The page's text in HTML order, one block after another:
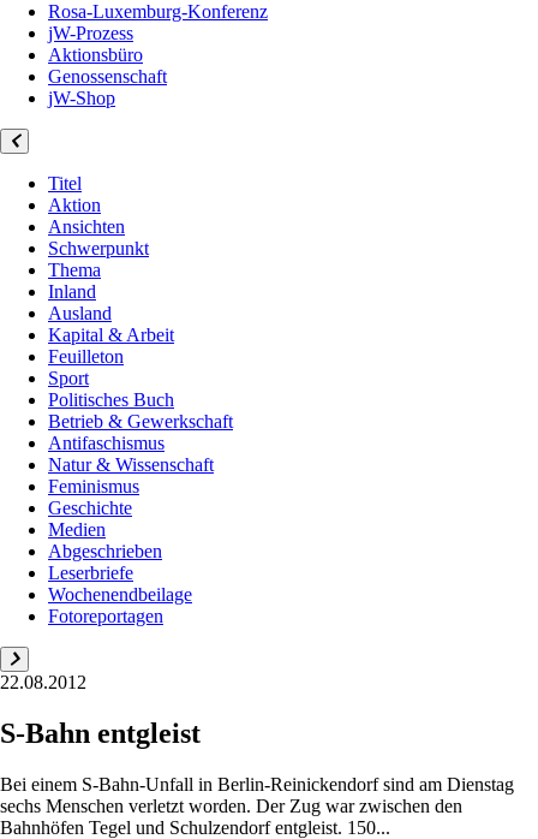
Rosa-Luxemburg-Konferenz
jW-Prozess
Aktionsbüro
Genossenschaft
jW-Shop
Titel
Aktion
Ansichten
Schwerpunkt
Thema
Inland
Ausland
Kapital & Arbeit
Feuilleton
Sport
Politisches Buch
Betrieb & Gewerkschaft
Antifaschismus
Natur & Wissenschaft
Feminismus
Geschichte
Medien
Abgeschrieben
Leserbriefe
Wochenendbeilage
Fotoreportagen
22.08.2012
S-Bahn entgleist
Bei einem S-Bahn-Unfall in Berlin-Reinickendorf sind am Dienstag
sechs Menschen verletzt worden. Der Zug war zwischen den
Bahnhöfen Tegel und Schulzendorf entgleist. 150...